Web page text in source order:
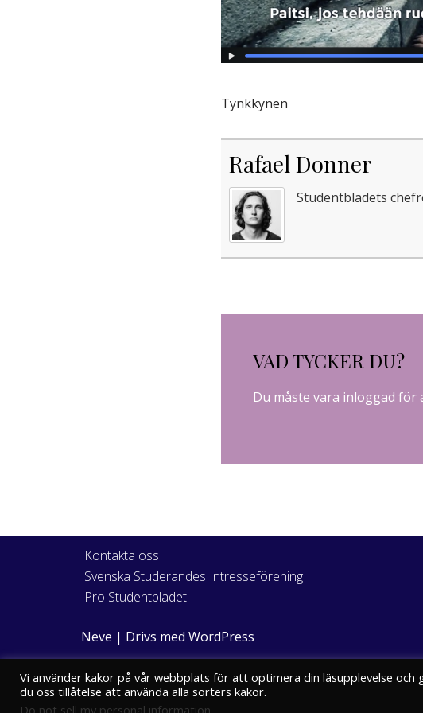
Tynkkynen
Rafael Donner
Studentbladets
VAD TYCKER DU?
Du måste vara inloggad för
Kontakta oss
Svenska Studerandes Intresseförening
Pro Studentbladet
Neve | Drivs med WordPress
Vi använder kakor på vår webbplats för att optimera din läsupplevelse
du oss tillåtelse att använda alla sorters kakor.
Do not sell my personal information